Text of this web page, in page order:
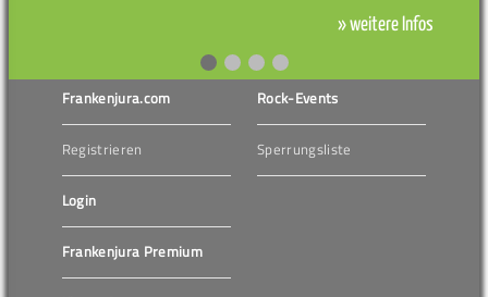
» weitere Infos
Frankenjura.com
Registrieren
Login
Frankenjura Premium
Rock-Events
Sperrungsliste